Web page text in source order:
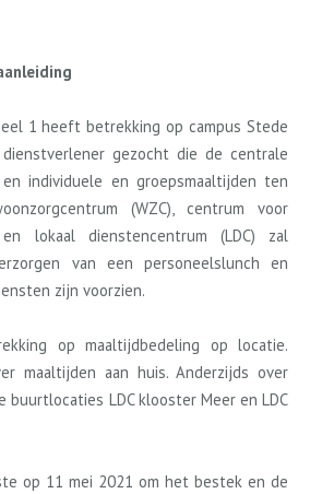
1 heeft betrekking op campus Stede
gezocht die de centrale
individuele en groepsmaaltijden ten
(WZC), centrum voor
en lokaal dienstencentrum (LDC) zal
van een personeelslunch en
zijn voorzien.
op maaltijdbedeling op locatie.
maaltijden aan huis. Anderzijds over
buurtlocaties LDC klooster Meer en LDC
op 11 mei 2021 om het bestek en de